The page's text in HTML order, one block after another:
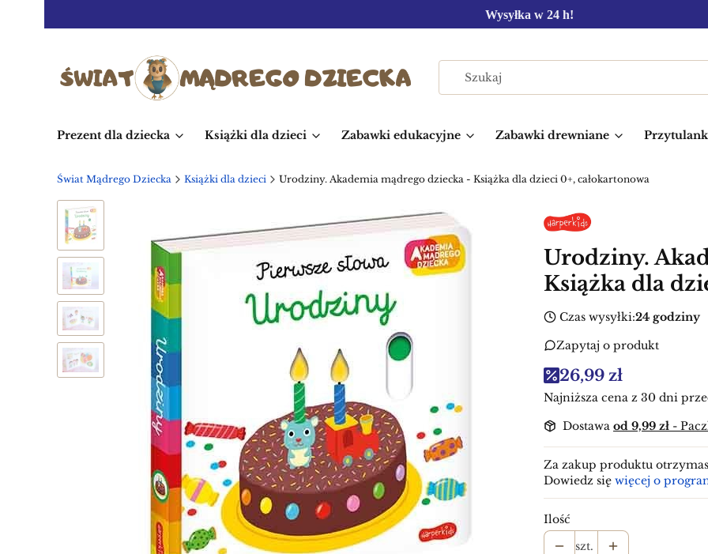
Wysyłka w 24 h!
Prezent dla dziecka Książki dla dzieci Zabawki edukacyjne Zabawki drewniane
Świat Mądrego Dziecka Książki dla dzieci Urodziny. Akademia mądrego dziecka - Książka dla dzieci 0+, całokartonowa
Urodziny.
Książka dla
Czas wysyłki:24 godziny
Zapytaj o produkt
26,99 zł
Najniższa cena z 30 dni
Dostawa od 9,99 zł -
Za zakup produktu
Dowiedz się więcej o
Ilość
szt.